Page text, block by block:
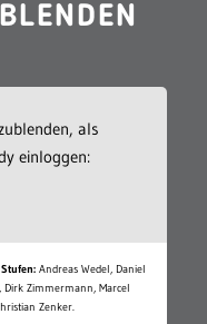
als
einloggen:
Andreas Wedel, Daniel
Dirk Zimmermann, Marcel
Zenker.